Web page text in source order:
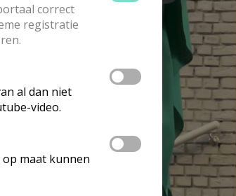
correct
registratie
al dan niet
video.
maat kunnen